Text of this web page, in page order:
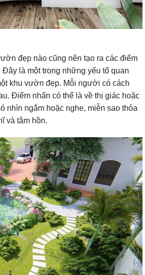
đẹp nào cũng nên tạo ra các điểm
là một trong những yếu tố quan
khu vườn đẹp. Mỗi người có cách
Điểm nhấn có thể là về thị giác hoặc
nhìn ngắm hoặc nghe, miễn sao thỏa
và tâm hồn.